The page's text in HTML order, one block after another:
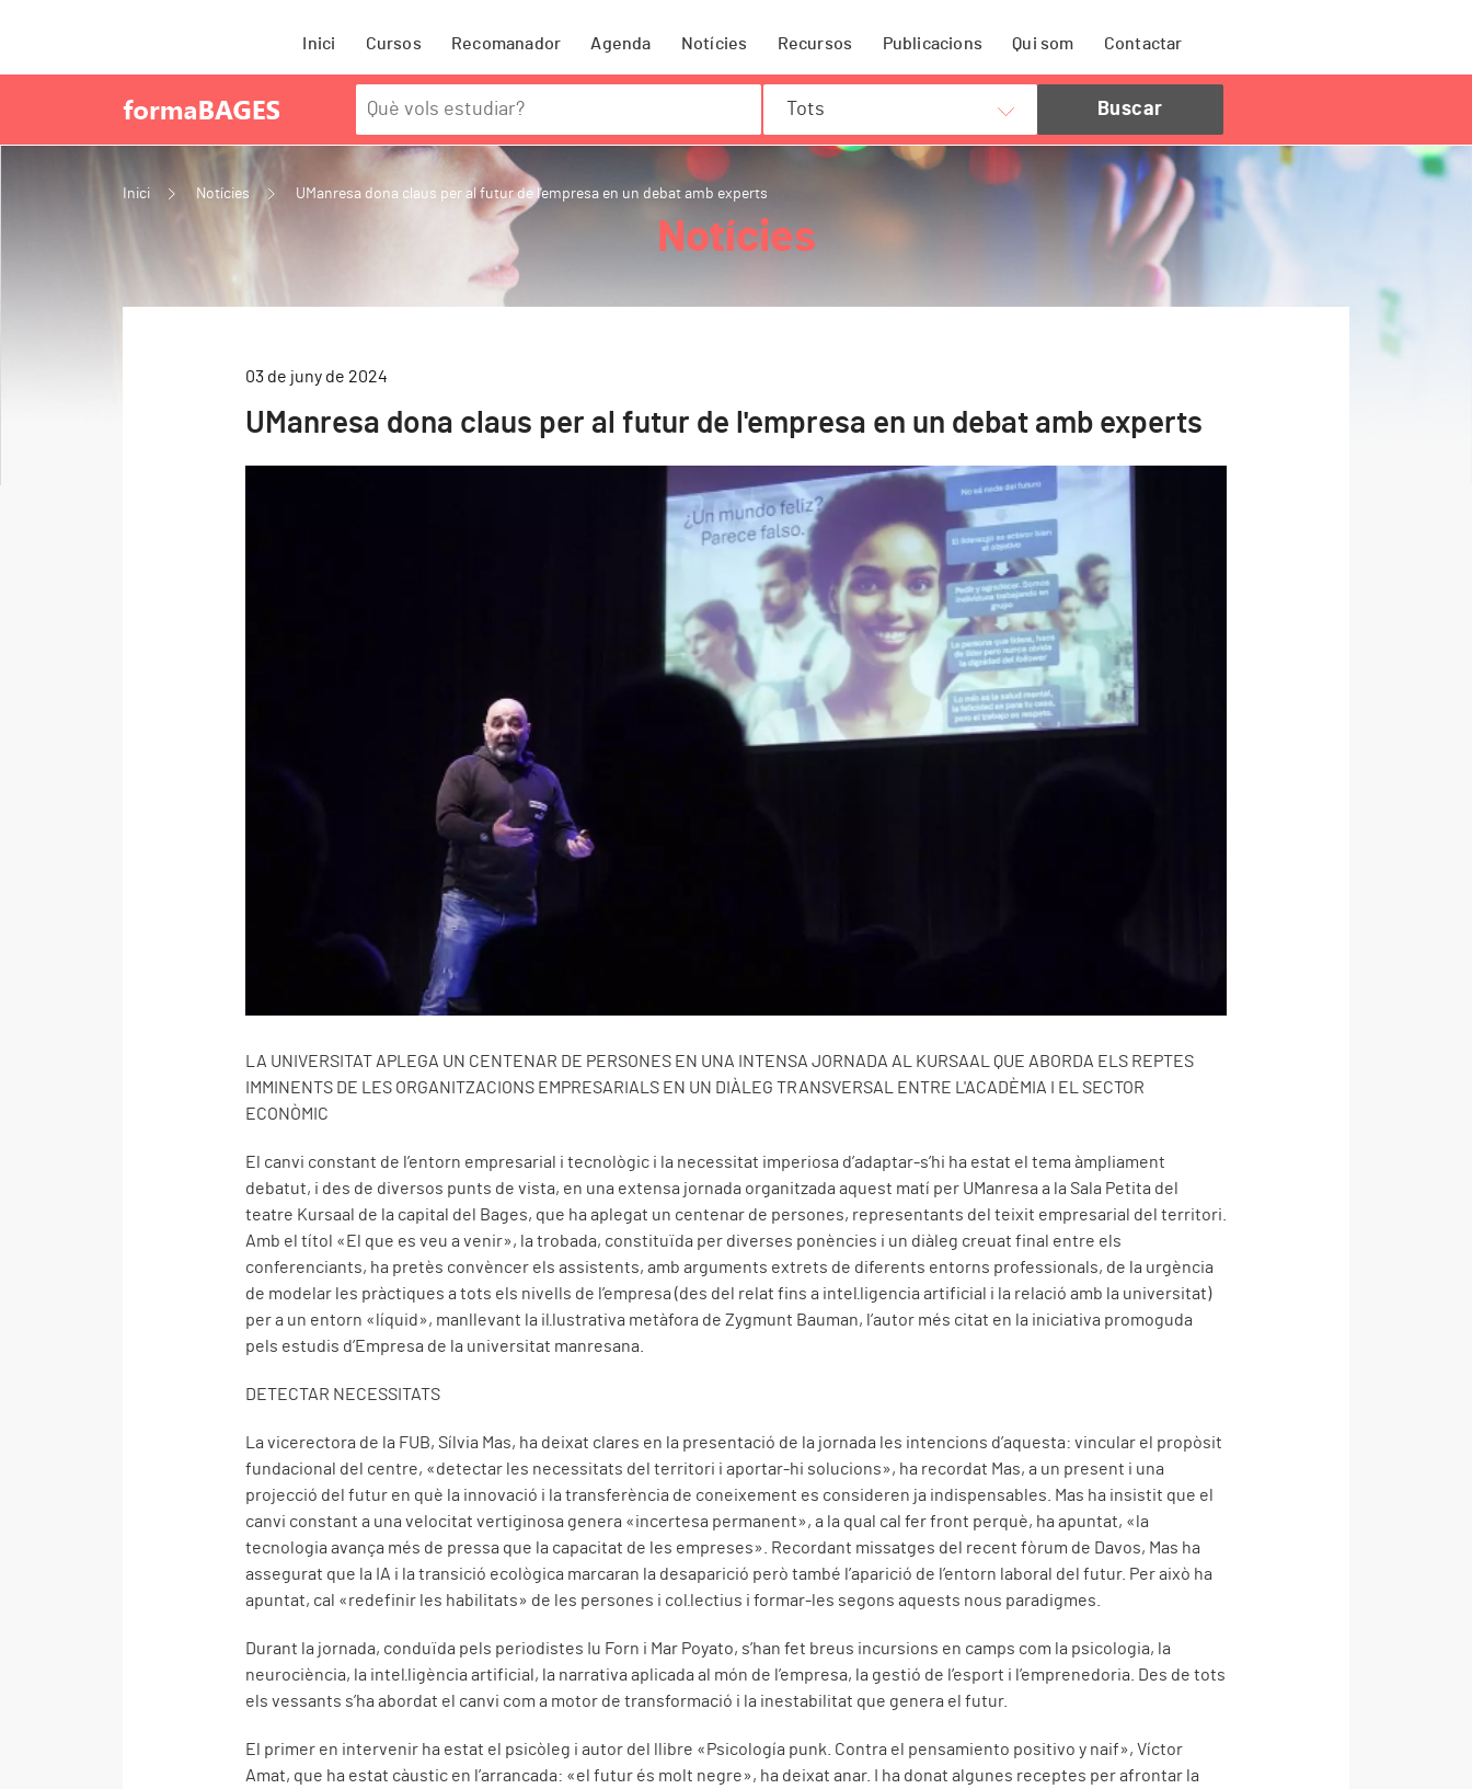
Inici Cursos Recomanador Agenda Notícies Recursos Publicacions Qui som Contactar
Tots
Inici Notícies UManresa dona claus per al futur de l'empresa en un debat amb experts
Notícies
03 de juny de 2024
UManresa dona claus per al futur de l'empresa en un debat amb experts
LA UNIVERSITAT APLEGA UN CENTENAR DE PERSONES EN UNA INTENSA JORNADA AL KURSAAL QUE ABORDA ELS REPTES
IMMINENTS DE LES ORGANITZACIONS EMPRESARIALS EN UN DIÀLEG TRANSVERSAL ENTRE L'ACADÈMIA I EL SECTOR
ECONÒMIC
El canvi constant de l’entorn empresarial i tecnològic i la necessitat imperiosa d’adaptar-s’hi ha estat el tema àmpliament
debatut, i des de diversos punts de vista, en una extensa jornada organitzada aquest matí per UManresa a la Sala Petita del
teatre Kursaal de la capital del Bages, que ha aplegat un centenar de persones, representants del teixit empresarial del territori.
Amb el títol «El que es veu a venir», la trobada, constituïda per diverses ponències i un diàleg creuat final entre els
conferenciants, ha pretès convèncer els assistents, amb arguments extrets de diferents entorns professionals, de la urgència
de modelar les pràctiques a tots els nivells de l’empresa (des del relat fins a intel·ligencia artificial i la relació amb la universitat)
per a un entorn «líquid», manllevant la il·lustrativa metàfora de Zygmunt Bauman, l’autor més citat en la iniciativa promoguda
pels estudis d’Empresa de la universitat manresana.
DETECTAR NECESSITATS
La vicerectora de la FUB, Sílvia Mas, ha deixat clares en la presentació de la jornada les intencions d’aquesta: vincular el propòsit
fundacional del centre, «detectar les necessitats del territori i aportar-hi solucions», ha recordat Mas, a un present i una
projecció del futur en què la innovació i la transferència de coneixement es consideren ja indispensables. Mas ha insistit que el
canvi constant a una velocitat vertiginosa genera «incertesa permanent», a la qual cal fer front perquè, ha apuntat, «la
tecnologia avança més de pressa que la capacitat de les empreses». Recordant missatges del recent fòrum de Davos, Mas ha
assegurat que la IA i la transició ecològica marcaran la desaparició però també l’aparició de l’entorn laboral del futur. Per això ha
apuntat, cal «redefinir les habilitats» de les persones i col·lectius i formar-les segons aquests nous paradigmes.
Durant la jornada, conduïda pels periodistes Iu Forn i Mar Poyato, s’han fet breus incursions en camps com la psicologia, la
neurociència, la intel·ligència artificial, la narrativa aplicada al món de l’empresa, la gestió de l’esport i l’emprenedoria. Des de tots
els vessants s’ha abordat el canvi com a motor de transformació i la inestabilitat que genera el futur.
El primer en intervenir ha estat el psicòleg i autor del llibre «Psicología punk. Contra el pensamiento positivo y naif», Víctor
Amat, que ha estat càustic en l’arrancada: «el futur és molt negre», ha deixat anar. I ha donat algunes receptes per afrontar la